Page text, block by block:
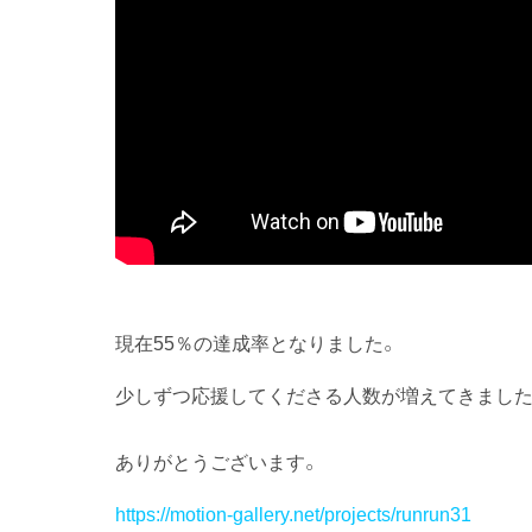
現在55％の達成率となりました。
少しずつ応援してくださる人数が増えてきまし
ありがとうございます。
https://motion-gallery.net/projects/runrun31